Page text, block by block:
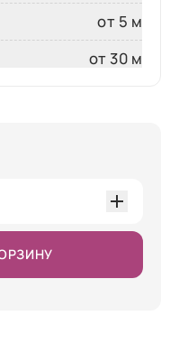
от 5 м
от 30 м